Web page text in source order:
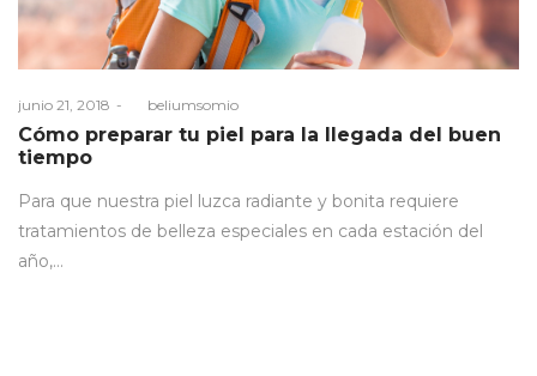
Posted
on
junio 21, 2018 beliumsomio
Cómo preparar tu piel para la llegada del buen
tiempo
Para que nuestra piel luzca radiante y bonita requiere
tratamientos de belleza especiales en cada estación del
año,…